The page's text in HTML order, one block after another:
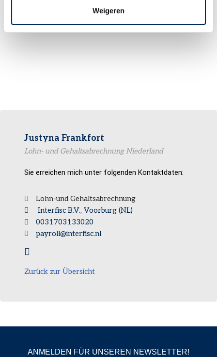
Weigeren
Justyna Frankfort
Lohn- und Gehaltsabrechnung Niederland
Sie erreichen mich unter folgenden Kontaktdaten:
Lohn-und Gehaltsabrechnung
Interfisc B.V., Voorburg (NL)
0031703133020
payroll@interfisc.nl
Zurück zur Übersicht
ANMELDEN FÜR UNSEREN NEWSLETTER!